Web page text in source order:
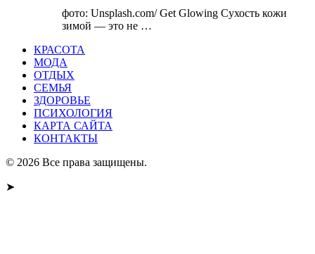
фото: Unsplash.com/ Get Glowing Сухость кожи
зимой — это не …
КРАСОТА
МОДА
ОТДЫХ
СЕМЬЯ
ЗДОРОВЬЕ
ПСИХОЛОГИЯ
КАРТА САЙТА
КОНТАКТЫ
© 2026 Все права защищены.
➤